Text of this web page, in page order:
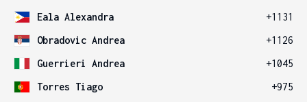
Eala Alexandra
+1131
Obradovic Andrea
+1126
Guerrieri Andrea
+1045
Torres Tiago
+975